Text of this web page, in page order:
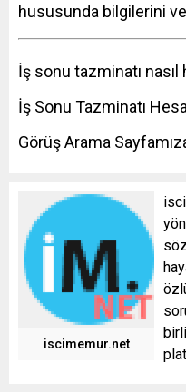
hususunda bilgilerini
İş sonu tazminatı nasıl
İş Sonu Tazminatı
Görüş Arama
iscimemur.net